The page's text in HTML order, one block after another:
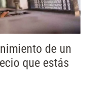
de un
que estás